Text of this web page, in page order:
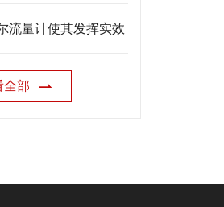
流量计使其发挥实效
全部